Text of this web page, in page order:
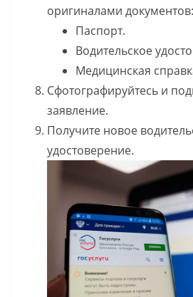
оригиналами документов:
Паспорт.
Водительское
Медицинская
Сфотографируйтесь и
заявление.
Получите новое
удостоверение.